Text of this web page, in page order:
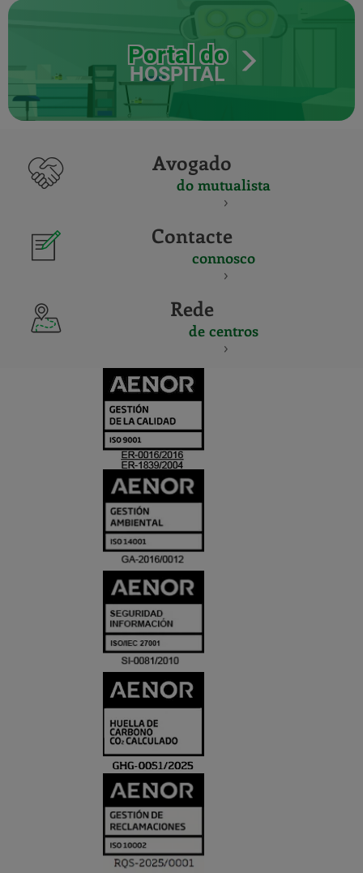
Portal do
HOSPITAL
Avogado
do mutualista
Contacte
connosco
Rede
de centros